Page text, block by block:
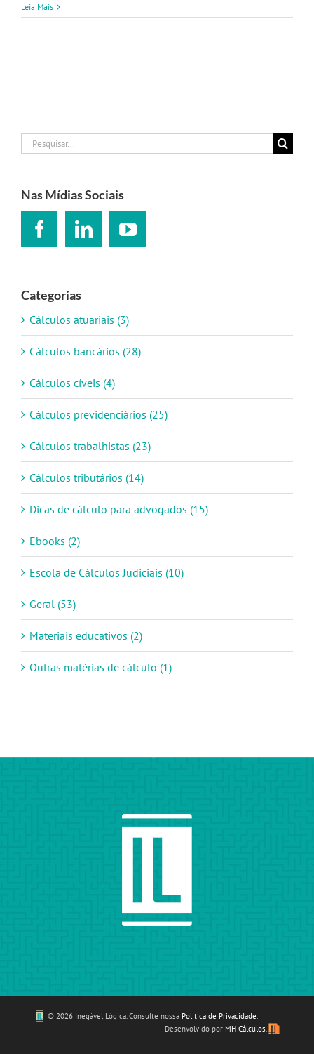
Leia Mais
Buscar
resultados
Nas Mídias Sociais
Categorias
Cálculos atuariais (3)
Cálculos bancários (28)
Cálculos cíveis (4)
Cálculos previdenciários (25)
Cálculos trabalhistas (23)
Cálculos tributários (14)
Dicas de cálculo para advogados (15)
Ebooks (2)
Escola de Cálculos Judiciais (10)
Geral (53)
Materiais educativos (2)
Outras matérias de cálculo (1)
©2026 Inegável Lógica. Consulte nossa Política de Privacidade.
Desenvolvido por MH Cálculos